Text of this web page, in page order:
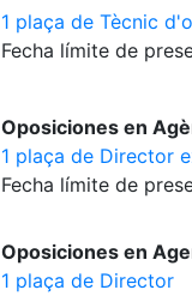
1 plaça de Tècnic
Fecha límite de
Oposiciones en
1 plaça de Director
Fecha límite de
Oposiciones en
1 plaça de Director